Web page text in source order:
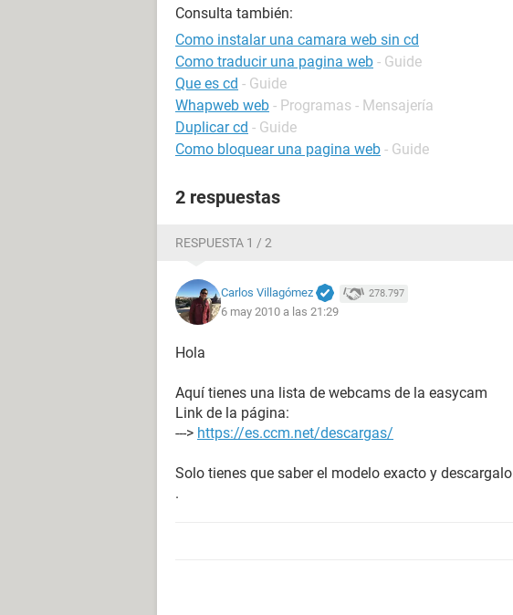
Consulta también:
Como instalar una camara web sin cd
Como traducir una pagina web - Guide
Que es cd - Guide
Whapweb web - Programas - Mensajería
Duplicar cd - Guide
Como bloquear una pagina web - Guide
2 respuestas
RESPUESTA 1 / 2
Carlos Villagómez 278.797
6 may 2010 a las 21:29
Hola
Aquí tienes una lista de webcams de la easycam
Link de la página:
---> https://es.ccm.net/descargas/
Solo tienes que saber el modelo exacto y descargalo
.